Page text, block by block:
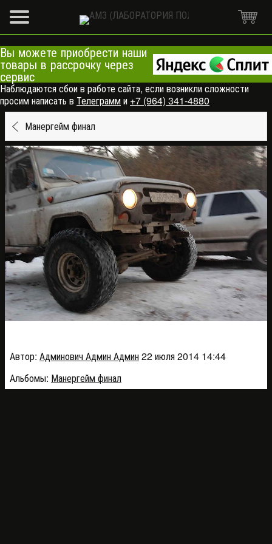
Вы можете приобрести наши
товары в рассрочку через
сервис
Наблюдаются сбои в работе сайта, если возникли сложности
просим написать в Телеграмми +7 (964) 341-4880
Манергейм финал
Автор: Админович Админ Админ22 июля 2014 14:44
Альбомы: Манергейм финал